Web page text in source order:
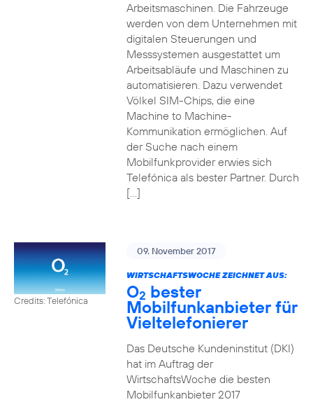
Arbeitsmaschinen. Die Fahrzeuge
werden von dem Unternehmen mit
digitalen Steuerungen und
Messsystemen ausgestattet um
Arbeitsabläufe und Maschinen zu
automatisieren. Dazu verwendet
Völkel SIM-Chips, die eine
Machine to Machine-
Kommunikation ermöglichen. Auf
der Suche nach einem
Mobilfunkprovider erwies sich
Telefónica als bester Partner. Durch
[…]
Credits: Telefónica
09. November 2017
WIRTSCHAFTSWOCHE ZEICHNET AUS:
O2 bester
Mobilfunkanbieter für
Vieltelefonierer
Das Deutsche Kundeninstitut (DKI)
hat im Auftrag der
WirtschaftsWoche die besten
Mobilfunkanbieter 2017